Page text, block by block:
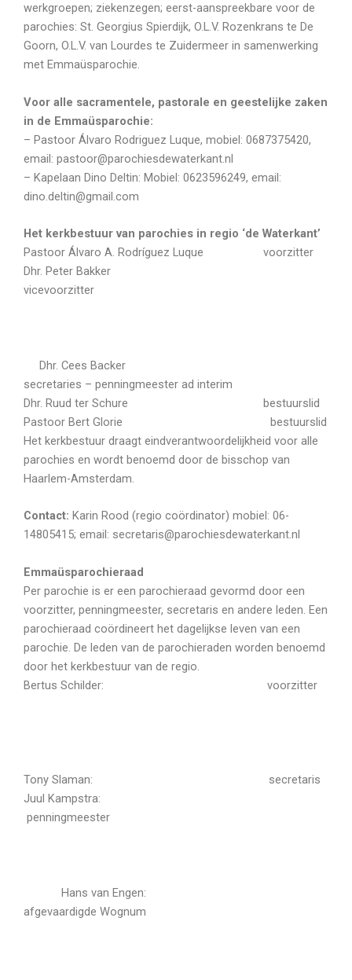
werkgroepen; ziekenzegen; eerst-aanspreekbare voor de
parochies: St. Georgius Spierdijk, O.L.V. Rozenkrans te De
Goorn, O.L.V. van Lourdes te Zuidermeer in samenwerking
met Emmaüsparochie.
Voor alle sacramentele, pastorale en geestelijke zaken
in de Emmaüsparochie:
– Pastoor Álvaro Rodriguez Luque, mobiel: 0687375420,
email: pastoor@parochiesdewaterkant.nl
– Kapelaan Dino Deltin: Mobiel: 0623596249, email:
dino.deltin@gmail.com
Het kerkbestuur van parochies in regio ‘de Waterkant’
Pastoor Álvaro A. Rodríguez Luque voorzitter
Dhr. Peter Bakker
vicevoorzitter
Dhr. Cees Backer
secretaries – penningmeester ad interim
Dhr. Ruud ter Schure bestuurslid
Pastoor Bert Glorie bestuurslid
Het kerkbestuur draagt eindverantwoordelijkheid voor alle
parochies en wordt benoemd door de bisschop van
Haarlem-Amsterdam.
Contact: Karin Rood (regio coördinator) mobiel: 06-
14805415; email: secretaris@parochiesdewaterkant.nl
Emmaüsparochieraad
Per parochie is er een parochieraad gevormd door een
voorzitter, penningmeester, secretaris en andere leden. Een
parochieraad coördineert het dagelijkse leven van een
parochie. De leden van de parochieraden worden benoemd
door het kerkbestuur van de regio.
Bertus Schilder: voorzitter
Tony Slaman: secretaris
Juul Kampstra:
penningmeester
Hans van Engen:
afgevaardigde Wognum